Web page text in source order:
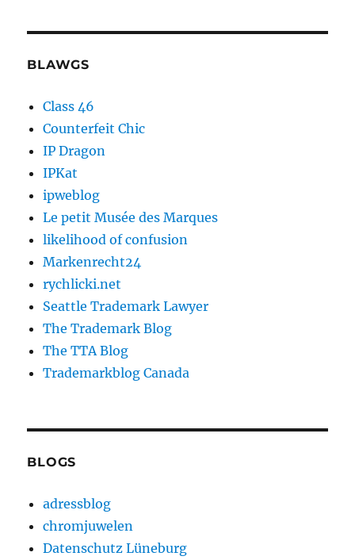
BLAWGS
Class 46
Counterfeit Chic
IP Dragon
IPKat
ipweblog
Le petit Musée des Marques
likelihood of confusion
Markenrecht24
rychlicki.net
Seattle Trademark Lawyer
The Trademark Blog
The TTA Blog
Trademarkblog Canada
BLOGS
adressblog
chromjuwelen
Datenschutz Lüneburg